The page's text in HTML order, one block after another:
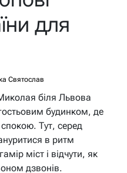
для
Святослав
біля Львова
будинком, де
спокою. Тут, серед
в ритм
міст і відчути, як
дзвонів.